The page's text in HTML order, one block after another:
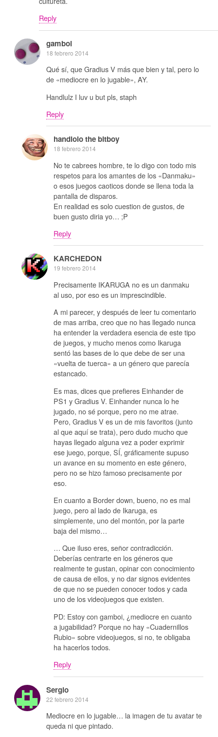
Reply
gamboi
18 febrero 2014
Qué sí, que Gradius V más que bien y tal, pero lo
de «mediocre en lo jugable», AY.
Handlulz I luv u but pls, staph
Reply
handlolo the bitboy
18 febrero 2014
No te cabrees hombre, te lo digo con todo mis
respetos para los amantes de los «Danmaku»
o esos juegos caoticos donde se llena toda la
pantalla de disparos.
En realidad es solo cuestion de gustos, de
buen gusto diria yo… ;P
Reply
KARCHEDON
19 febrero 2014
Precisamente IKARUGA no es un danmaku
al uso, por eso es un imprescindible.
A mi parecer, y después de leer tu comentario
de mas arriba, creo que no has llegado nunca
ha entender la verdadera esencia de este tipo
de juegos, y mucho menos como Ikaruga
sentó las bases de lo que debe de ser una
«vuelta de tuerca» a un género que parecía
estancado.
Es mas, dices que prefieres Einhander de
PS1 y Gradius V. Einhander nunca lo he
jugado, no sé porque, pero no me atrae.
Pero, Gradius V es un de mis favoritos (junto
al que aquí se trata), pero dudo mucho que
hayas llegado alguna vez a poder exprimir
ese juego, porque, SÍ, gráficamente supuso
un avance en su momento en este género,
pero no se hizo famoso precisamente por
eso.
En cuanto a Border down, bueno, no es mal
juego, pero al lado de Ikaruga, es
simplemente, uno del montón, por la parte
baja del mismo…
… Que iluso eres, señor contradicción.
Deberías centrarte en los géneros que
realmente te gustan, opinar con conocimiento
de causa de ellos, y no dar signos evidentes
de que no se pueden conocer todos y cada
uno de los videojuegos que existen.
PD: Estoy con gamboi, ¿mediocre en cuanto
a jugabilidad? Porque no hay «Cuadernillos
Rubio» sobre videojuegos, si no, te obligaba
ha hacerlos todos.
Reply
Sergio
22 febrero 2014
Mediocre en lo jugable… la imagen de tu avatar te
queda ni que pintado.